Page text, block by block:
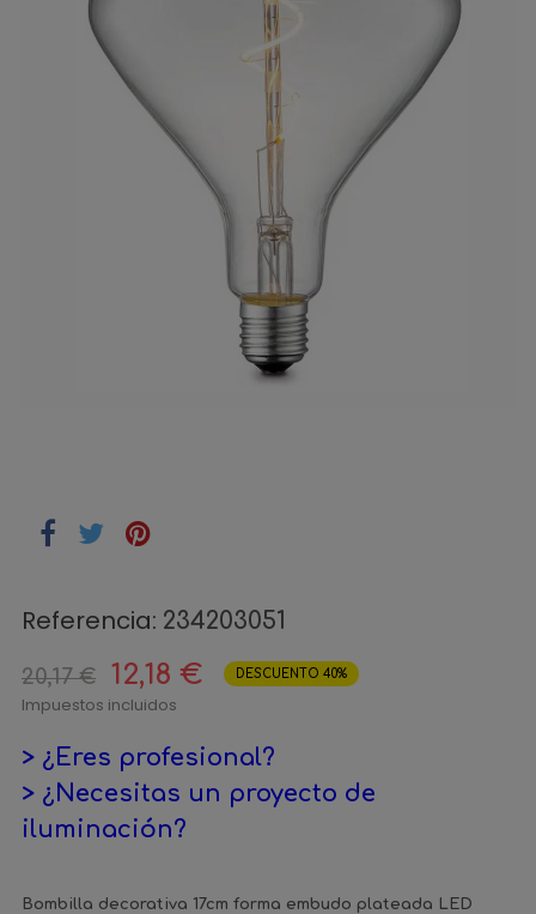
Referencia: 234203051
20,17 € 12,18 € DESCUENTO 40%
Impuestos incluidos
> ¿Eres profesional?
> ¿Necesitas un proyecto de
iluminación?
Bombilla decorativa 17cm forma embudo plateada LED